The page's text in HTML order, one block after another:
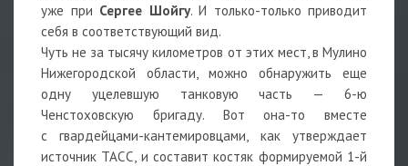
уже при Сергее Шойгу. И только-только приводит
себя в соответствующий вид.
Чуть не за тысячу километров от этих мест, в Мулино
Нижегородской области, можно обнаружить еще
одну уцелевшую танковую часть — 6-ю
Ченстоховскую бригаду. Вот она-то вместе
с гвардейцами-кантемировцами, как утверждает
источник ТАСС, и составит костяк формируемой 1-й